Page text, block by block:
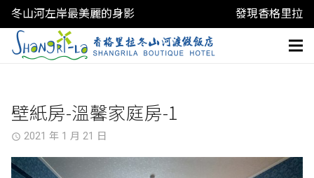
冬山河左岸最美麗的身影 發現香格里拉
壁紙房-溫馨家庭房-1
access_time 2021 年 1 月 21 日